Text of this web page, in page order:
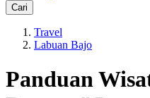
Cari
Travel
Labuan Bajo
Panduan